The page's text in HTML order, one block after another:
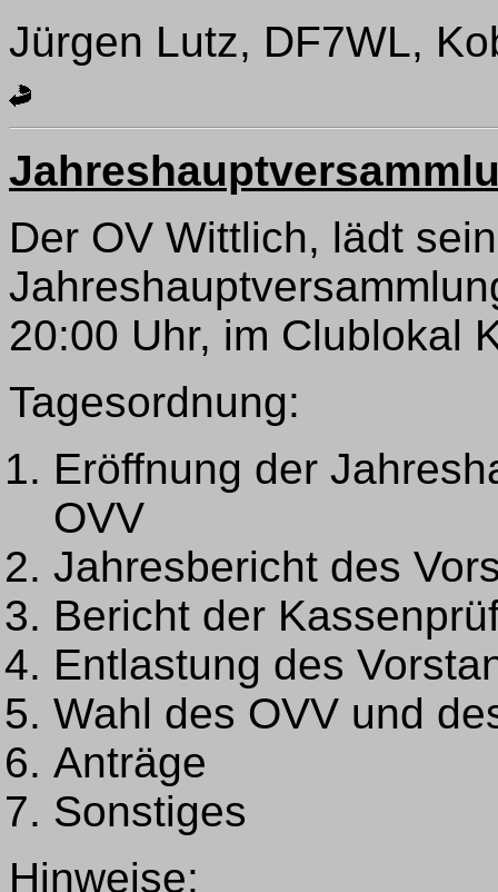
Jürgen Lutz, DF7WL,
Der OV Wittlich, lädt
20:00 Uhr, im Clublokal
Tagesordnung:
Eröffnung der
OVV
Jahresbericht des
Bericht der
Entlastung des
Wahl des OVV und
Anträge
Sonstiges
Hinweise: